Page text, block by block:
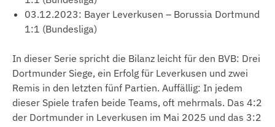
03.12.2023: Bayer Leverkusen – Borussia Dortmund
1:1 (Bundesliga)
In dieser Serie spricht die Bilanz leicht für den BVB: Drei
Dortmunder Siege, ein Erfolg für Leverkusen und zwei
Remis in den letzten fünf Partien. Auffällig: In jedem
dieser Spiele trafen beide Teams, oft mehrmals. Das 4:2
der Dortmunder in Leverkusen im Mai 2025 und das 3:2